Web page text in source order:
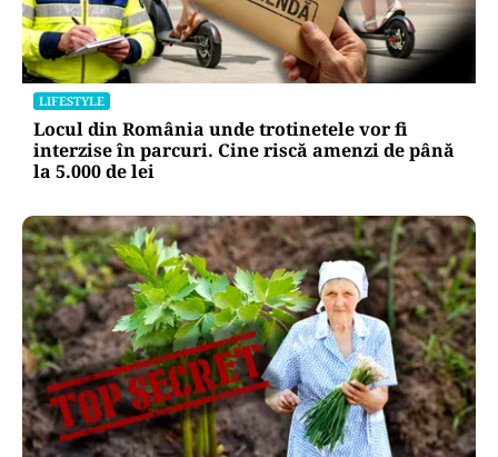
LIFESTYLE
Locul din România unde trotinetele vor fi
interzise în parcuri. Cine riscă amenzi de până
la 5.000 de lei